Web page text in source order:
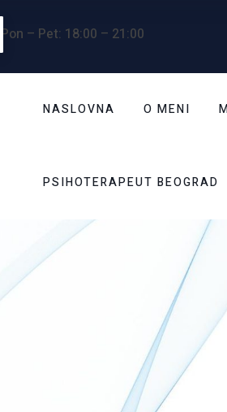
: Pon – Pet: 18:00 – 21:00
NASLOVNA O MENI
PSIHOTERAPEUT BEOGRAD